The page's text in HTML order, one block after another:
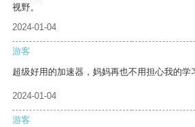
视野。
2024-01-04
游客
超级好用的加速器，妈妈再也不用担心我的学
2024-01-04
游客